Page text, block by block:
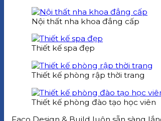
Nội thất nha khoa đẳng cấp
Thiết kế spa đẹp
Thiết kế phòng rập thời trang
Thiết kế phòng đào tạo học viên